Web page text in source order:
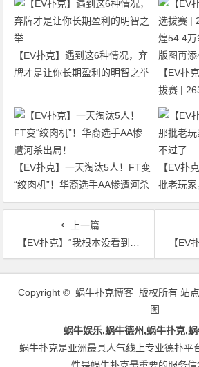
【EV扑克】遇到这6种情况，弃
牌才是让你长期盈利的明智之举
【EV扑
拔赛 |
54.4万领
图再添
【EV扑克】一天淘汰5人！FT变
“绞肉机”！华裔选手AA惨遭河杀
出局！
【EV扑
批老玩
过了
上一篇
【EV扑克】“我根本没看到全下！”——他糊里糊涂跟注，却用J3杂花送对手回家
【EV扑克】德州
文
Copyright © 蜗牛扑克博客 版权所有 站
图
蜗牛娱乐,蜗牛德州,蜗牛扑克,
蜗牛扑克是亚洲最具人气线上专业德扑平
性是蜗牛扑克最重要的服务信